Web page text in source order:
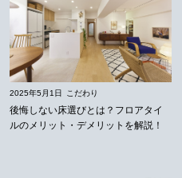
2025年5月1日 こだわり
後悔しない床選びとは？フロアタイ
ルのメリット・デメリットを解説！